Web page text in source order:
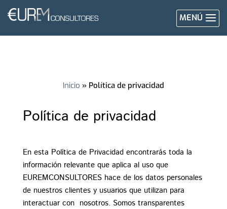
MENÚ
Inicio » Política de privacidad
Política de privacidad
En esta Política de Privacidad encontrarás toda la
información relevante que aplica al uso que
EUREMCONSULTORES​ hace de los datos personales
de nuestros clientes y usuarios que utilizan para
interactuar con nosotros. Somos transparentes